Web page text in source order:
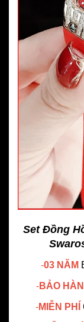
Set Đồng
-03 NĂM
-BẢO
-MIỄN PHÍ